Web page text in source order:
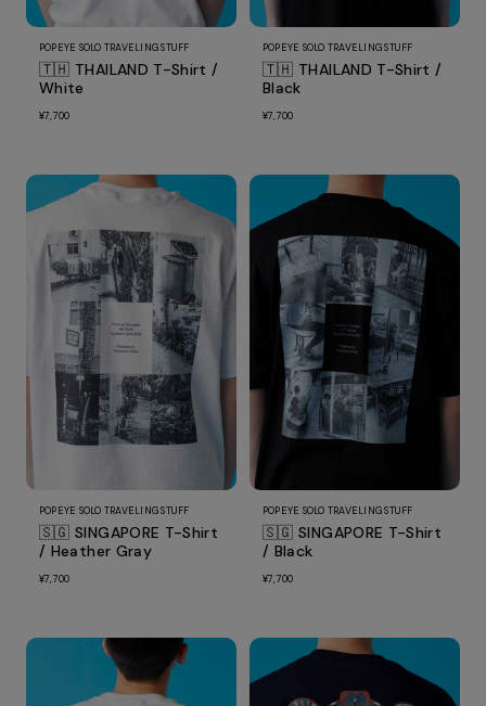
POPEYE SOLO TRAVELING STUFF
🇹🇭 THAILAND T-Shirt /
White
¥7,700
POPEYE SOLO TRAVELING STUFF
🇹🇭 THAILAND T-Shirt /
Black
¥7,700
POPEYE SOLO TRAVELING STUFF
🇸🇬 SINGAPORE T-Shirt
/ Heather Gray
¥7,700
POPEYE SOLO TRAVELING STUFF
🇸🇬 SINGAPORE T-Shirt
/ Black
¥7,700